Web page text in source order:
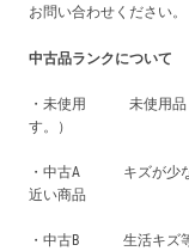
お問い合わせください。
中古品ランクについて
・未使用 未使用品・
す。）
・中古A キズが少な
近い商品
・中古B 生活キズ等